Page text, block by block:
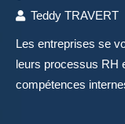
Teddy TRAVERT
Les entreprises se
leurs processus RH
compétences